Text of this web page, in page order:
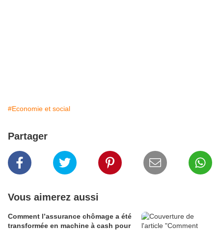
#Economie et social
Partager
Vous aimerez aussi
Comment l’assurance chômage a été
transformée en machine à cash pour